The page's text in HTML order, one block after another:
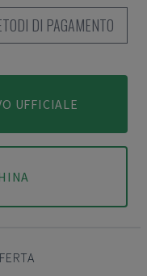
DI PAGAMENTO
UFFICIALE